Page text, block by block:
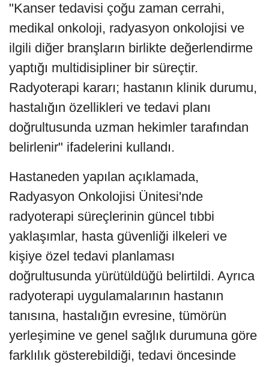
"Kanser tedavisi çoğu zaman cerrahi,
medikal onkoloji, radyasyon onkolojisi ve
ilgili diğer branşların birlikte değerlendirme
yaptığı multidisipliner bir süreçtir.
Radyoterapi kararı; hastanın klinik durumu,
hastalığın özellikleri ve tedavi planı
doğrultusunda uzman hekimler tarafından
belirlenir" ifadelerini kullandı.
Hastaneden yapılan açıklamada,
Radyasyon Onkolojisi Ünitesi'nde
radyoterapi süreçlerinin güncel tıbbi
yaklaşımlar, hasta güvenliği ilkeleri ve
kişiye özel tedavi planlaması
doğrultusunda yürütüldüğü belirtildi. Ayrıca
radyoterapi uygulamalarının hastanın
tanısına, hastalığın evresine, tümörün
yerleşimine ve genel sağlık durumuna göre
farklılık gösterebildiği, tedavi öncesinde